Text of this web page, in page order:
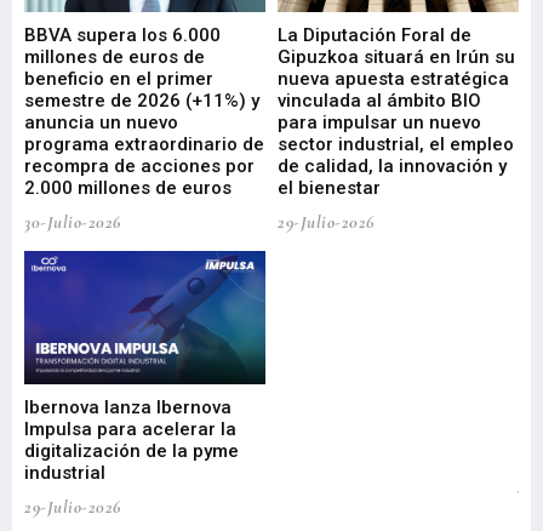
BBVA supera los 6.000
millones de euros de
beneficio en el primer
semestre de 2026 (+11%) y
anuncia un nuevo
programa extraordinario de
recompra de acciones por
2.000 millones de euros
30-Julio-2026
La Diputación Foral de
Gipuzkoa situará en Irún su
nueva apuesta estratégica
vinculada al ámbito BIO
para impulsar un nuevo
sector industrial, el empleo
de calidad, la innovación y
el bienestar
29-Julio-2026
Ibernova lanza Ibernova
Impulsa para acelerar la
digitalización de la pyme
industrial
29-Julio-2026